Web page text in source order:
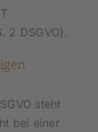
2 DSGVO).
steht
bei einer